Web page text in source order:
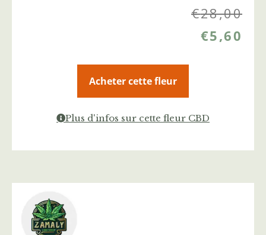
€28,00
€5,60
Acheter cette fleur
Plus d'infos sur cette fleur CBD